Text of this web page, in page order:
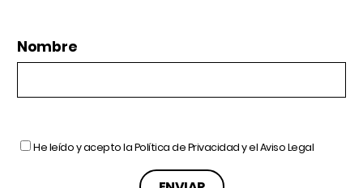
Nombre
He leído y acepto laPolítica de Privacidady elAviso Legal